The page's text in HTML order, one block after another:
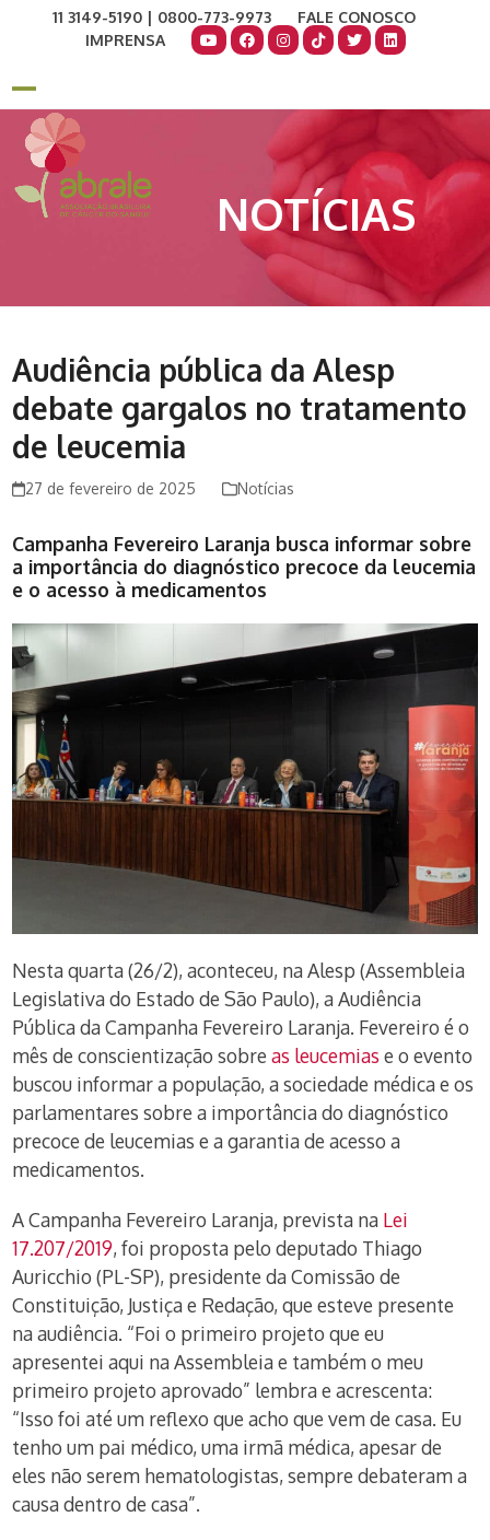
11 3149-5190 | 0800-773-9973
FALE CONOSCO
IMPRENSA
Open
mobile
menu
Close
mobile
menu
NOTÍCIAS
Audiência pública da Alesp
debate gargalos no tratamento
de leucemia
27 de fevereiro de 2025 Notícias
Campanha Fevereiro Laranja busca informar sobre
a importância do diagnóstico precoce da leucemia
e o acesso à medicamentos
Nesta quarta (26/2), aconteceu, na Alesp (Assembleia
Legislativa do Estado de São Paulo), a Audiência
Pública da Campanha Fevereiro Laranja. Fevereiro é o
mês de conscientização sobreas leucemias e o evento
buscou informar a população, a sociedade médica e os
parlamentares sobre a importância do diagnóstico
precoce de leucemias e a garantia de acesso a
medicamentos.
A Campanha Fevereiro Laranja, prevista na Lei
17.207/2019, foi proposta pelo deputado Thiago
Auricchio (PL-SP), presidente da Comissão de
Constituição, Justiça e Redação, que esteve presente
na audiência. “Foi o primeiro projeto que eu
apresentei aqui na Assembleia e também o meu
primeiro projeto aprovado” lembra e acrescenta:
“Isso foi até um reflexo que acho que vem de casa. Eu
tenho um pai médico, uma irmã médica, apesar de
eles não serem hematologistas, sempre debateram a
causa dentro de casa”.